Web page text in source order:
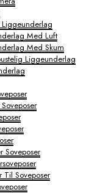
Liggeunderlag
Med Luft
Med Skum
Liggeunderlag
Soveposer
Til Soveposer